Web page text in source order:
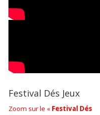
Festival Dés Jeux
Zoom sur le « Festival Dés